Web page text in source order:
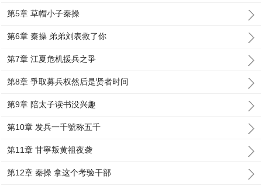
第5章 草帽小子秦操
第6章 秦操 弟弟刘表救了你
第7章 江夏危机援兵之爭
第8章 爭取募兵权然后是贤者时间
第9章 陪太子读书没兴趣
第10章 发兵一千號称五千
第11章 甘寧叛黄祖夜袭
第12章 秦操 拿这个考验干部